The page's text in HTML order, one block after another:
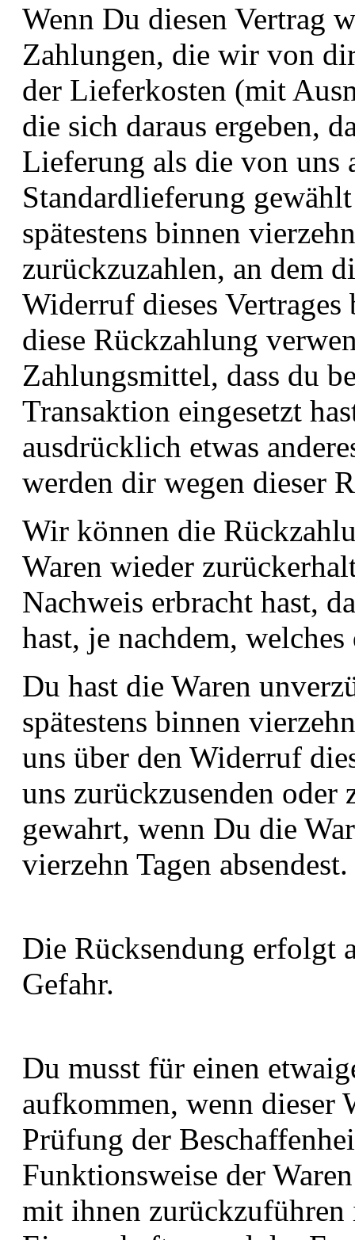
Wenn Du diesen Vertrag
Zahlungen, die wir von
der Lieferkosten (mit
die sich daraus ergeben,
Lieferung als die von uns
Standardlieferung
spätestens binnen
zurückzuzahlen, an dem
Widerruf dieses
diese Rückzahlung
Zahlungsmittel, dass du
Transaktion eingesetzt
ausdrücklich etwas
werden dir wegen dieser
Wir können die
Waren wieder
Nachweis erbracht hast,
hast, je nachdem,
Du hast die Waren
spätestens binnen
uns über den Widerruf
uns zurückzusenden
gewahrt, wenn Du die
vierzehn Tagen absendest.
Die Rücksendung erfolgt
Gefahr.
Du musst für einen
aufkommen, wenn dieser
Prüfung der
Funktionsweise der
mit ihnen